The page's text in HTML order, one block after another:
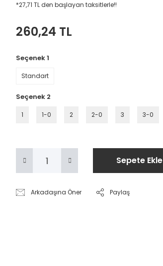
*27,71 TL den başlayan taksitlerle!!
260,24 TL
Seçenek 1
Standart
Seçenek 2
1 1-0 2 2-0 3 3-0
Sepete Ekle
Arkadaşına Öner Paylaş